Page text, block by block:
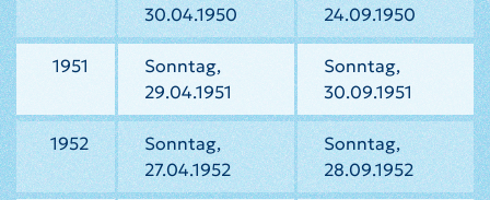
30.04.1950
24.09.1950
1951
Sonntag,
29.04.1951
Sonntag,
30.09.1951
1952
Sonntag,
27.04.1952
Sonntag,
28.09.1952